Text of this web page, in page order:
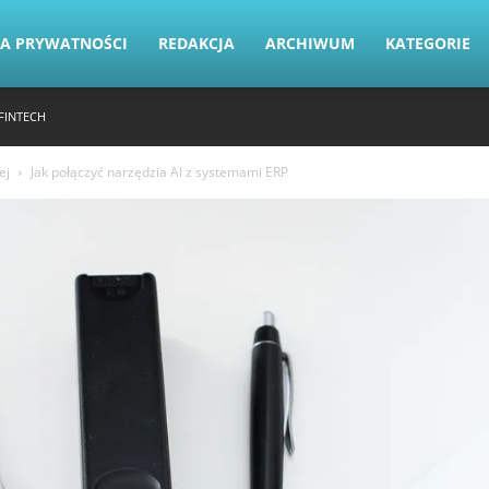
PRYWATNOŚCI REDAKCJA ARCHIWUM KATEGORIE
Jak połączyć narzędzia AI z systemami ERP